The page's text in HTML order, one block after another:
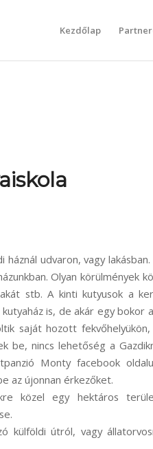
Kezdőlap
udvaron, vagy
Olyan körülmények
stb. A kinti kutyusok a
is, de akár egy bokor
saját hozott fekvőhelyükön,
be, nincs lehetőség a
Monty facebook
az újonnan érkezőket.
közel egy hektáros
külföldi útról, vagy